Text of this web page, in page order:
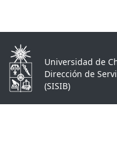
Universidad de
Dirección de
(SISIB)